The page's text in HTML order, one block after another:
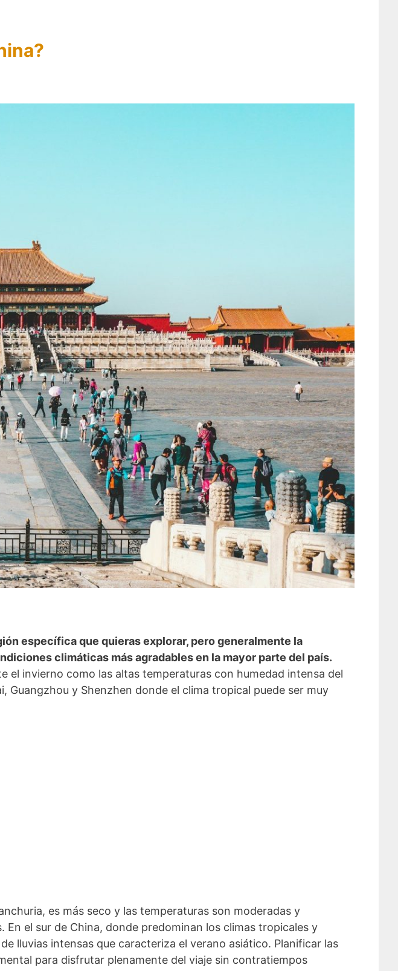
específica que quieras explorar, pero generalmente la
climáticas más agradables en la mayor parte del país.
invierno como las altas temperaturas con humedad intensa del
Guangzhou y Shenzhen donde el clima tropical puede ser muy
es más seco y las temperaturas son moderadas y
el sur de China, donde predominan los climas tropicales y
lluvias intensas que caracteriza el verano asiático. Planificar las
para disfrutar plenamente del viaje sin contratiempos